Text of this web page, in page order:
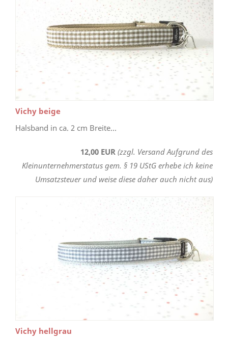
Vichy beige
Halsband in ca. 2 cm Breite...
12,00 EUR (zzgl. Versand Aufgrund des
Kleinunternehmerstatus gem. § 19 UStG erhebe ich keine
Umsatzsteuer und weise diese daher auch nicht aus)
Vichy hellgrau